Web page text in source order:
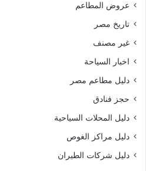
عروض المطاعم
تاريخ مصر
غير مصنف
اخبار السياحة
دليل مطاعم مصر
حجز فنادق
دليل المحلات السياحية
دليل مراكز الغوص
دليل شركات الطيران